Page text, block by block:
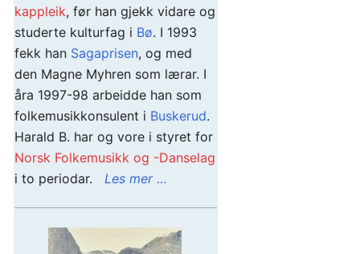
kappleik, før han gjekk vidare og
studerte kulturfag i Bø. I 1993
fekk han Sagaprisen, og med
den Magne Myhren som lærar. I
åra 1997-98 arbeidde han som
folkemusikkonsulent i Buskerud.
Harald B. har og vore i styret for
Norsk Folkemusikk og -Danselag
i to periodar. Les mer …